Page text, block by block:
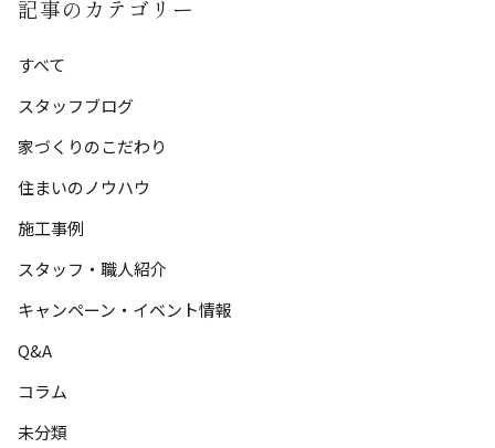
ジ
送
り
記事のカテゴリー
すべて
スタッフブログ
家づくりのこだわり
住まいのノウハウ
施工事例
スタッフ・職人紹介
キャンペーン・イベント情報
Q&A
コラム
未分類